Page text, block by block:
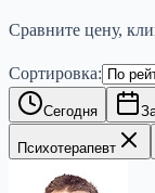
Сравните цену,
Сортировка:
Сегодня
Психотерапевт